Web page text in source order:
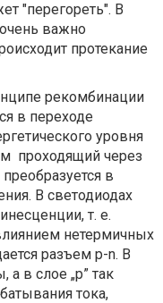
"перегореть". В
важно
протекание
рекомбинации
в переходе
уровня
проходящий через
в
В светодиодах
т. е.
нетермичных
разъем p-n. В
а в слое „p” так
тока,